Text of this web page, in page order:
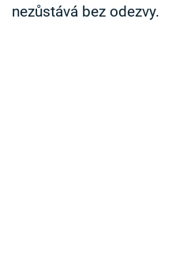
nezůstává bez odezvy.